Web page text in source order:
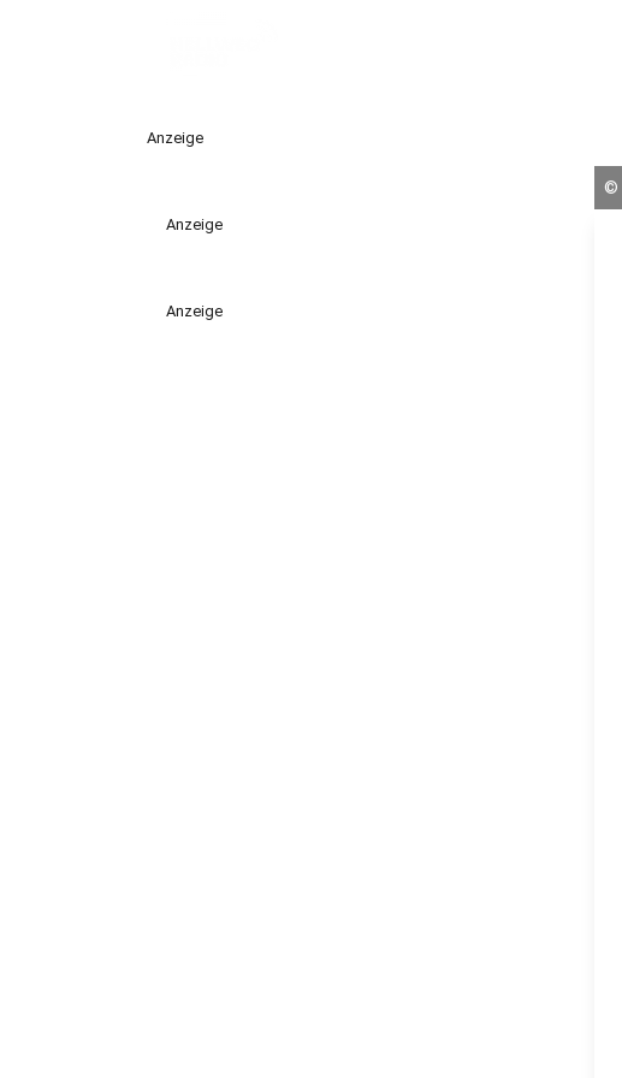
Anzeige
Anzeige
Anzeige
©